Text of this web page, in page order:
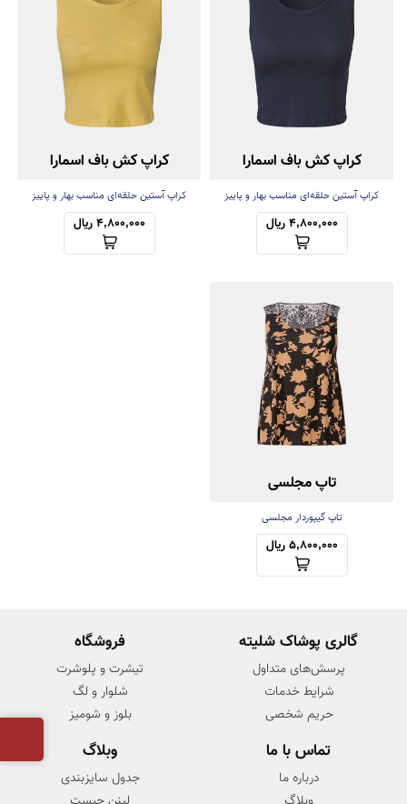
کراپ کش باف اسمارا
کراپ آستین حلقه‌ای مناسب بهار و پاییز
4,800,000 ریال
کراپ کش باف اسمارا
کراپ آستین حلقه‌ای مناسب بهار و پاییز
4,800,000 ریال
تاپ مجلسی
تاپ گیپوردار مجلسی
5,800,000 ریال
گالری پوشاک شلیته
پرسش‌های متداول
شرایط خدمات
حریم شخصی
فروشگاه
تیشرت و پلوشرت
شلوار و لگ
بلوز و شومیز
تماس با ما
درباره ما
وبلاگ
جدول سایزبندی